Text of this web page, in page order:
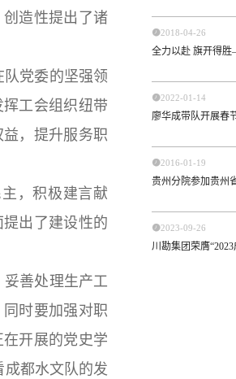
造性提出了诸
党委的坚强领
工会组织纽带
，提升服务职
，积极建言献
出了建设性的
善处理生产工
时要加强对职
开展的党史学
成都水文队的发
2018-04-26
全力以赴 旗开得
2022-01-14
廖华成带队开展春
2016-01-19
贵州分院参加贵州
2023-09-26
川勘集团荣膺